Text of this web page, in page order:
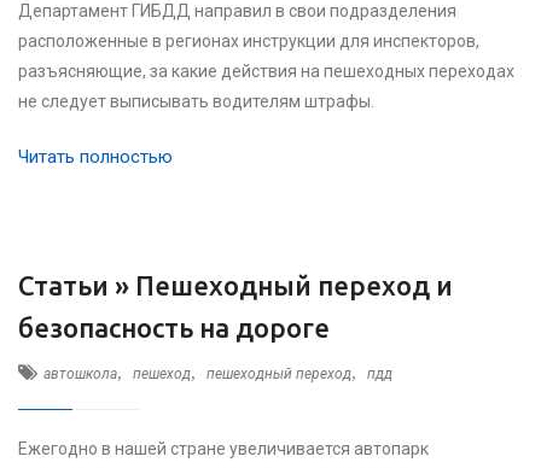
Департамент ГИБДД направил в свои подразделения
расположенные в регионах инструкции для инспекторов,
разъясняющие, за какие действия на пешеходных переходах
не следует выписывать водителям штрафы.
Читать полностью
Статьи » Пешеходный переход и
безопасность на дороге
автошкола, пешеход, пешеходный переход, пдд
Ежегодно в нашей стране увеличивается автопарк